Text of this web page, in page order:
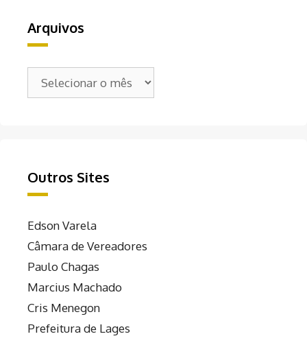
Arquivos
Outros Sites
Edson Varela
Câmara de Vereadores
Paulo Chagas
Marcius Machado
Cris Menegon
Prefeitura de Lages